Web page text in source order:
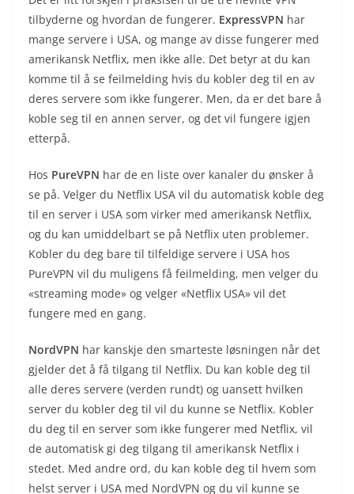
tilbyderne og hvordan de fungerer. ExpressVPN har
mange servere i USA, og mange av disse fungerer med
amerikansk Netflix, men ikke alle. Det betyr at du kan
komme til å se feilmelding hvis du kobler deg til en av
deres servere som ikke fungerer. Men, da er det bare å
koble seg til en annen server, og det vil fungere igjen
etterpå.
Hos PureVPN har de en liste over kanaler du ønsker å
se på. Velger du Netflix USA vil du automatisk koble deg
til en server i USA som virker med amerikansk Netflix,
og du kan umiddelbart se på Netflix uten problemer.
Kobler du deg bare til tilfeldige servere i USA hos
PureVPN vil du muligens få feilmelding, men velger du
«streaming mode» og velger «Netflix USA» vil det
fungere med en gang.
NordVPN har kanskje den smarteste løsningen når det
gjelder det å få tilgang til Netflix. Du kan koble deg til
alle deres servere (verden rundt) og uansett hvilken
server du kobler deg til vil du kunne se Netflix. Kobler
du deg til en server som ikke fungerer med Netflix, vil
de automatisk gi deg tilgang til amerikansk Netflix i
stedet. Med andre ord, du kan koble deg til hvem som
helst server i USA med NordVPN og du vil kunne se